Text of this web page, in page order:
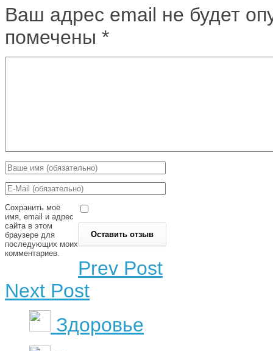
Ваш адрес email не будет
помечены *
Сохранить моё
имя, email и адрес
сайта в этом
браузере для
последующих моих
комментариев.
Prev Post
Next Post
Здоровье